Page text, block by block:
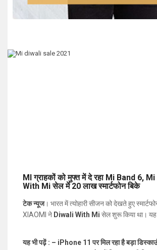
MI ग्राहकों को मुफ्त में दे रहा Mi Band 6,
With Mi सेल में 20 लाख स्मार्टफोन बिके
टेक न्यूज। भारत में त्योहारी सीजन को देखते हुए
XIAOMI ने Diwali With Mi सेल शुरू किया था।
पर ज़बरदस्त छूट दी जा रही है। स्मार्टफोन पर मिल रही
वजह से MI मोबाइल्स की रिकॉर्डतोड़ बिक्री हो रही है।
यह भी पढ़ें : – iPhone 11 पर मिल रहा है बड़ा